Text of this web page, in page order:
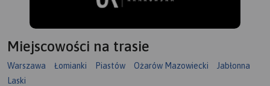
Miejscowości na trasie
Warszawa Łomianki Piastów Ożarów Mazowiecki
Jabłonna
Laski